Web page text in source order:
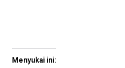
Menyukai ini: